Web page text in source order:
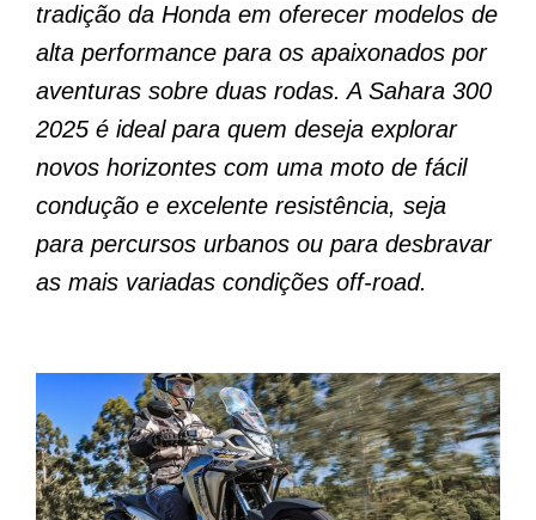
tradição da Honda em oferecer modelos de
alta performance para os apaixonados por
aventuras sobre duas rodas. A Sahara 300
2025 é ideal para quem deseja explorar
novos horizontes com uma moto de fácil
condução e excelente resistência, seja
para percursos urbanos ou para desbravar
as mais variadas condições off-road.